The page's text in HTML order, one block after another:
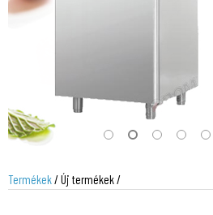
Termékek/ Új termékek /